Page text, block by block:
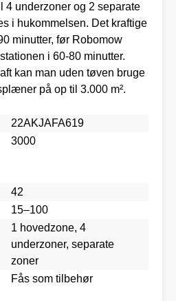
4 underzoner og 2 separate
i hukommelsen. Det kraftige
minutter, før Robomow
i 60-80 minutter.
kan man uden tøven bruge
på op til 3.000 m².
22AKJAFA619
3000
42
15–100
1 hovedzone, 4
underzoner, separate
zoner
Fås som tilbehør